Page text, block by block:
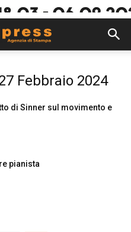
Febbraio 2024
di Sinner sul movimento e
pianista